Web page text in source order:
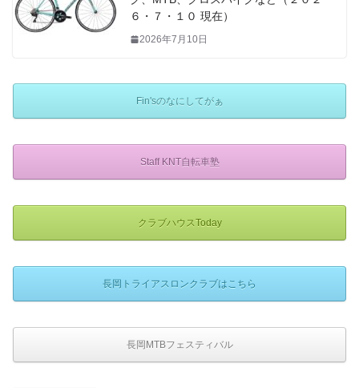
６・７・１０ 現在）
2026年7月10日
Fin'sのなにしてがぁ
Staff KNT自転車塾
クラブハウスToday
長岡トライアスロンクラブはこちら
長岡MTBフェスティバル